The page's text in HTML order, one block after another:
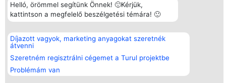
Helló, örömmel segítünk Önnek! 🙂Kérjük,
kattintson a megfelelő beszélgetési témára! 🙂
Díjazott vagyok, marketing anyagokat szeretnék
átvenni
Szeretném regisztrálni cégemet a Turul projektbe
Problémám van
Rangsorszervező
SC Beautiful Company S.R.L.
Bulevardul Aleea Timișul De
4, Ap. 13
Bukarest 53-238
tel: +363 033 425 71
Népszavazás
Nyertesek
Az összes
listája
Szabályok
Polityka
Elérhetőség